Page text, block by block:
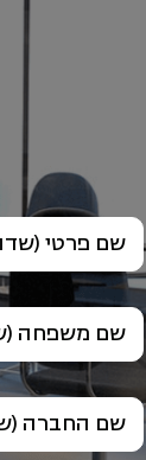
שם פרטי
שם משפחה
שם החברה